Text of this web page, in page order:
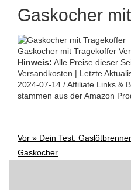
Gaskocher
Gaskocher mit Tragekoffer
Hinweis: Alle Preise dieser
Versandkosten | Letzte
2024-07-14 / Affiliate Links &
stammen aus der Amazon
Post
Vor » Dein Test: Gaslötbrenner
Gaskocher